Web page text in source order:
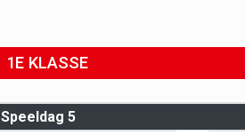
1E KLASSE
Speeldag 5